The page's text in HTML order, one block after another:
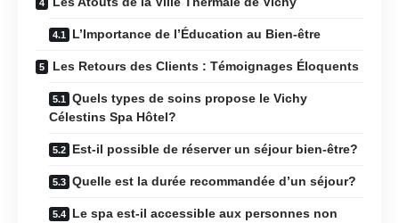
L’Importance de l’Éducation au Bien-être
Les Retours des Clients : Témoignages Éloquents
Quels types de soins propose le Vichy
Célestins Spa Hôtel?
Est-il possible de réserver un séjour bien-être?
Quelle est la durée recommandée d’un séjour?
Le spa est-il accessible aux personnes non